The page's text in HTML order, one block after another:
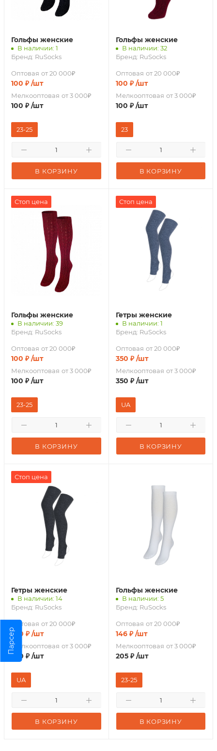
Гольфы женские
В наличии: 1
Бренд: RuSocks
Оптовая от 20 000₽
100 ₽ /шт
Мелкооптовая от 3 000₽
100 ₽ /шт
В КОРЗИНУ
23-25
Гольфы женские
В наличии: 32
Бренд: RuSocks
Оптовая от 20 000₽
100 ₽ /шт
Мелкооптовая от 3 000₽
100 ₽ /шт
В КОРЗИНУ
23
Стоп цена
Гольфы женские
В наличии: 39
Бренд: RuSocks
Оптовая от 20 000₽
100 ₽ /шт
Мелкооптовая от 3 000₽
100 ₽ /шт
В КОРЗИНУ
23-25
Стоп цена
Гетры женские
В наличии: 1
Бренд: RuSocks
Оптовая от 20 000₽
350 ₽ /шт
Мелкооптовая от 3 000₽
350 ₽ /шт
В КОРЗИНУ
UA
Стоп цена
Гетры женские
В наличии: 14
Бренд: RuSocks
Оптовая от 20 000₽
350 ₽ /шт
Мелкооптовая от 3 000₽
350 ₽ /шт
В КОРЗИНУ
UA
Гольфы женские
В наличии: 5
Бренд: RuSocks
Оптовая от 20 000₽
146₽ /шт
Мелкооптовая от 3 000₽
205₽ /шт
В КОРЗИНУ
23-25
Парсер